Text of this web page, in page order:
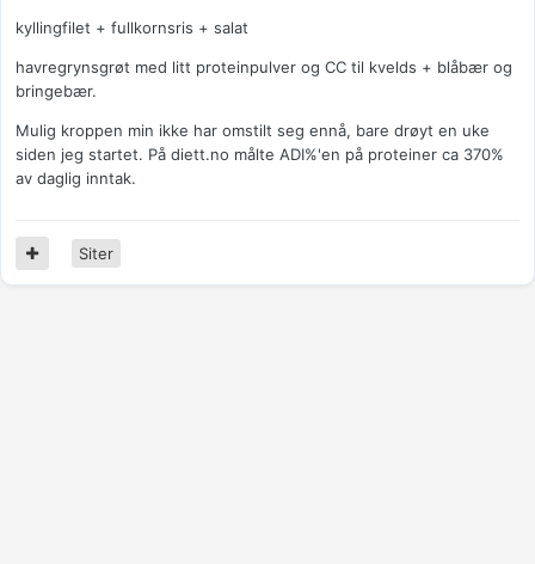
kyllingfilet + fullkornsris + salat
havregrynsgrøt med litt proteinpulver og CC til kvelds + blåbær og
bringebær.
Mulig kroppen min ikke har omstilt seg ennå, bare drøyt en uke
siden jeg startet. På diett.no målte ADI%'en på proteiner ca 370%
av daglig inntak.
Siter